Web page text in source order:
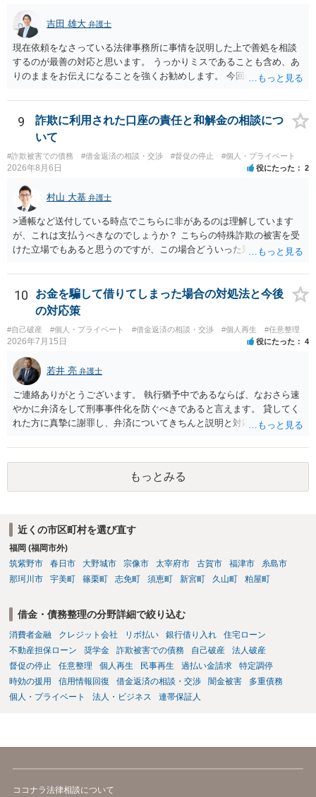
吉田 雄大 弁護士
現在依頼をなさっている法律事務所に事情を説明した上で善処を相談
するのが最善の対応と思います。 うっかりミスであることも含め、あ
りのままをお伝えになることを強くお勧めします。 今回のできごとだ
早ければ早いほどいいのは間違いありません。 ご健闘をお祈りいたし
ます。
9
詐欺に利用された口座の責任と和解金の相談につ
いて
#詐欺被害での債務 #借金返済の相談・交渉 #督促の停止 #個人・プライベート
2026年8月6日 役にたった 2
村山 大基 弁護士
>通帳など送付している時点でこちらに非があるのは理解しています
が、これは支払うべきなのでしょうか？ こちらの特殊詐欺の被害を受
けた立場でもあると思うのですが、この場合どういった対処が必要で
がいいとは思います。 そもそも、特殊詐欺関係なく旦那さんの行為
は法に触れる可能性もあります。 ＞100万を支払わず穏便に和解する
ことは可能でしょうか？ →一般的には難しいです。相談者さんも１０
０万円の被害を受けたとして、１円も払わないで和解したいと言われ
たら、 できるだけ重い刑罰を与えて欲しい、と思われるのではない
でしょうか。 ＞弁護士さんに入ってもらうことで支払額が下がること
はありますか？ そこはあり得ます、ただ、弁護士費用かけるならその
分賠償に回すことも考えられるので、 兼ね合いは考えてみましょう。
10
お金を騙して借りてしまった場合の対処法と今後
の対応策
#自己破産 #個人・プライベート #借金返済の相談・交渉 #個人再生 #任意整理
2026年7月15日 役にたった 4
若井 亮 弁護士
ご連絡ありがとうございます。 執行猶予中であるならば、なおさら速
やかに弁済をして刑事事件化を防ぐべきであると言えます。 貸してく
れた方に真摯に謝罪し、弁済についてきちんと説明と対応を行ってい
もっとみる
近くの市区町村を選び直す
福岡 (福岡市外)
筑紫野市
春日市 大野城市 宗像市 太宰府市 古賀市 福津市
糸島市
那珂川市
宇美町 篠栗町 志免町 須恵町 新宮町 久山町 粕屋町
借金・債務整理の分野詳細で絞り込む
消費者金融 クレジット会社 リボ払い 銀行借り入れ
住宅ローン
不動産担保ローン
奨学金 詐欺被害での債務 自己破産
法人破産
督促の停止
任意整理 個人再生 民事再生 過払い金請求
特定調停
時効の援用
信用情報回復 借金返済の相談・交渉 闇金被害
多重債務
個人・プライベート
法人・ビジネス 連帯保証人
ココナラ法律相談について